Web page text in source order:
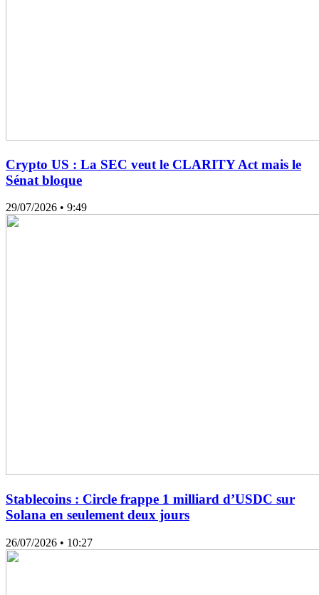
Crypto US : La SEC veut le CLARITY Act mais le
Sénat bloque
29/07/2026 • 9:49
Stablecoins : Circle frappe 1 milliard d’USDC sur
Solana en seulement deux jours
26/07/2026 • 10:27